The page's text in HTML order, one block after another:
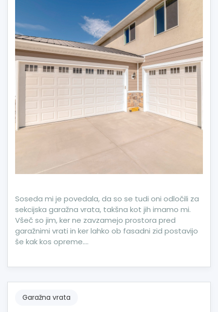
Soseda mi je povedala, da so se tudi oni odločili za
sekcijska garažna vrata, takšna kot jih imamo mi.
Všeč so jim, ker ne zavzamejo prostora pred
garažnimi vrati in ker lahko ob fasadni zid postavijo
še kak kos opreme.…
Garažna vrata